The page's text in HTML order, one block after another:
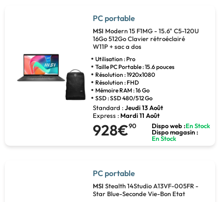
PC portable
MSI Modern 15 F1MG - 15.6" C5-120U
16Go 512Go Clavier rétroéclairé
W11P + sac a dos
Utilisation : Pro
Taille PC Portable : 15.6 pouces
Résolution : 1920x1080
Résolution : FHD
Mémoire RAM : 16 Go
SSD : SSD 480/512 Go
Standard :Jeudi 13 Août
Express : Mardi 11 Août
928€90 Dispo web :En Stock
Dispo magasin :
En Stock
PC portable
MSI Stealth 14Studio A13VF-005FR -
Star Blue-Seconde Vie-Bon Etat